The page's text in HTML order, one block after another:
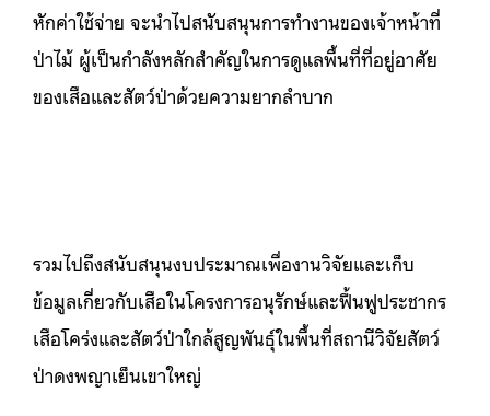
หักค่าใช้จ่าย จะนำไปสนับสนุนการทำงานของเจ้าหน้าที่
ป่าไม้ ผู้เป็นกำลังหลักสำคัญในการดูแลพื้นที่ที่อยู่อาศัย
ของเสือและสัตว์ป่าด้วยความยากลำบาก
รวมไปถึงสนับสนุนงบประมาณเพื่องานวิจัยและเก็บ
ข้อมูลเกี่ยวกับเสือในโครงการอนุรักษ์และฟื้นฟูประชากร
เสือโคร่งและสัตว์ป่าใกล้สูญพันธุ์ในพื้นที่สถานีวิจัยสัตว์
ป่าดงพญาเย็นเขาใหญ่